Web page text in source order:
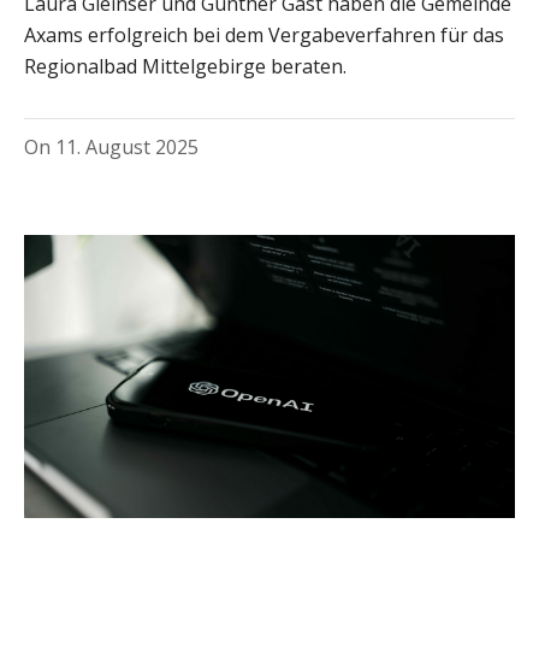
Axams erfolgreich bei dem Vergabeverfahren für das
Regionalbad Mittelgebirge beraten.
On 11. August 2025